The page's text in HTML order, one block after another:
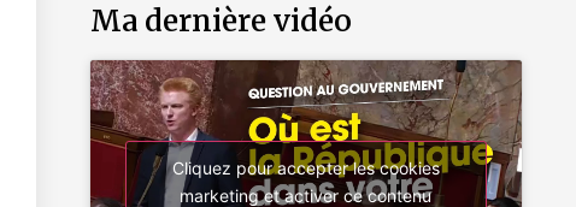
Ma dernière vidéo
Cliquez pour accepter les cookies
marketing et activer ce contenu